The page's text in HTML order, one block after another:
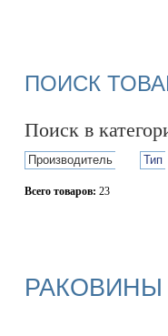
ПОИСК
Поиск в
Производитель Тип
Всего товаров: 23